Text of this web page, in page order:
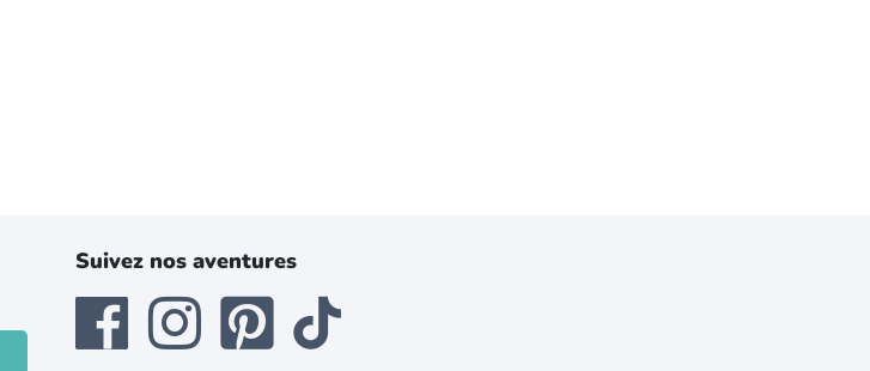
Suivez nos aventures